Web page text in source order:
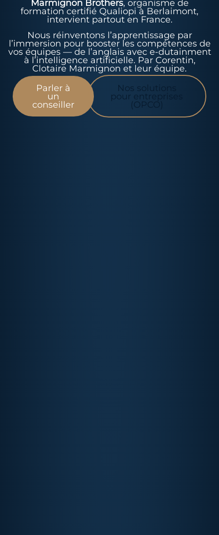
Marmignon Brothers, organisme de
formation certifié Qualiopi à Berlaimont,
intervient partout en France.
Nous réinventons l’apprentissage par
l’immersion pour booster les compétences de
vos équipes — de l’anglais avec e-dutainment
à l’intelligence artificielle. Par Corentin,
Clotaire Marmignon et leur équipe.
Parler à
un
conseiller
Nos solutions
pour entreprises
(OPCO)